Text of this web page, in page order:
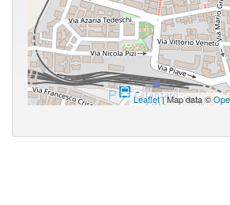
Leaflet| Map data ©